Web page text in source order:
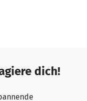
das
und sprachliche
dich!